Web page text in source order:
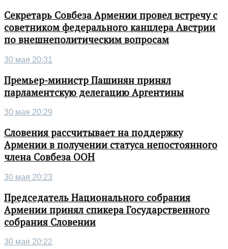
Секретарь Совбеза Армении провел встречу с
советником федерального канцлера Австрии
по внешнеполитическим вопросам
30 мая 20:31
Премьер-министр Пашинян принял
парламентскую делегацию Аргентины
30 мая 20:29
Словения рассчитывает на поддержку
Армении в получении статуса непостоянного
члена Совбеза ООН
30 мая 20:23
Председатель Национального собрания
Армении принял спикера Государственного
собрания Словении
30 мая 20:22